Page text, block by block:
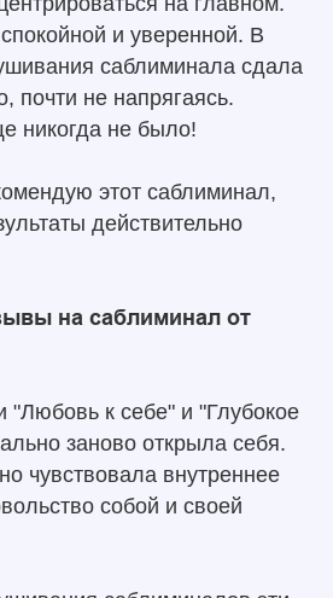
и уверенной. В
саблиминала сдала
почти не напрягаясь.
никогда не было!
этот саблиминал,
действительно
на саблиминал от
к себе" и "Глубокое
заново открыла себя.
чувствовала внутреннее
собой и своей